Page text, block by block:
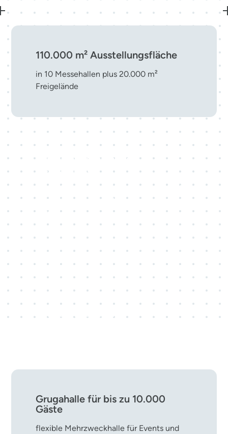
110.000 m² Ausstellungsfläche
in 10 Messehallen plus 20.000 m²
Freigelände
Top-10-Messestandort in
Deutschland
eine führende Adresse für nationale und
internationale Veranstaltungen mitten in
Europa.
Veranstaltungsräume
rund 800 Kongress- und
Grugahalle für bis zu 10.000
Gäste
flexible Mehrzweckhalle für Events und